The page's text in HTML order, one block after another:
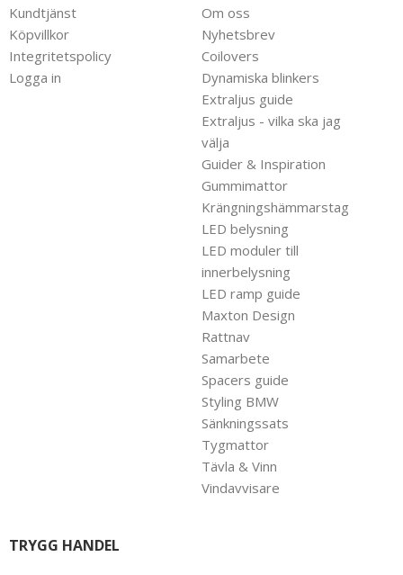
Kundtjänst
Köpvillkor
Integritetspolicy
Logga in
Om oss
Nyhetsbrev
Coilovers
Dynamiska blinkers
Extraljus guide
Extraljus - vilka ska jag
välja
Guider & Inspiration
Gummimattor
Krängningshämmarstag
LED belysning
LED moduler till
innerbelysning
LED ramp guide
Maxton Design
Rattnav
Samarbete
Spacers guide
Styling BMW
Sänkningssats
Tygmattor
Tävla & Vinn
Vindavvisare
TRYGG HANDEL